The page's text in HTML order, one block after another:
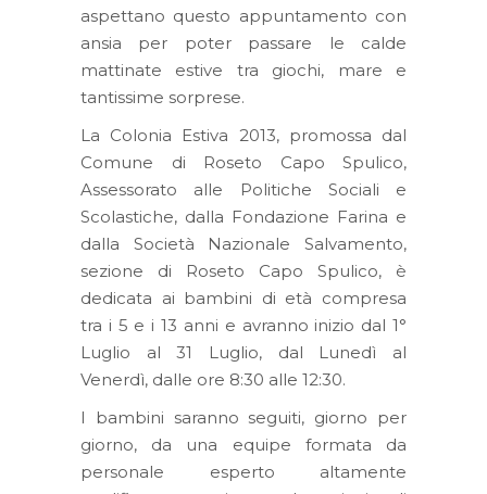
aspettano questo appuntamento con
ansia per poter passare le calde
mattinate estive tra giochi, mare e
tantissime sorprese.
La Colonia Estiva 2013, promossa dal
Comune di Roseto Capo Spulico,
Assessorato alle Politiche Sociali e
Scolastiche, dalla Fondazione Farina e
dalla Società Nazionale Salvamento,
sezione di Roseto Capo Spulico, è
dedicata ai bambini di età compresa
tra i 5 e i 13 anni e avranno inizio dal 1°
Luglio al 31 Luglio, dal Lunedì al
Venerdì, dalle ore 8:30 alle 12:30.
I bambini saranno seguiti, giorno per
giorno, da una equipe formata da
personale esperto altamente